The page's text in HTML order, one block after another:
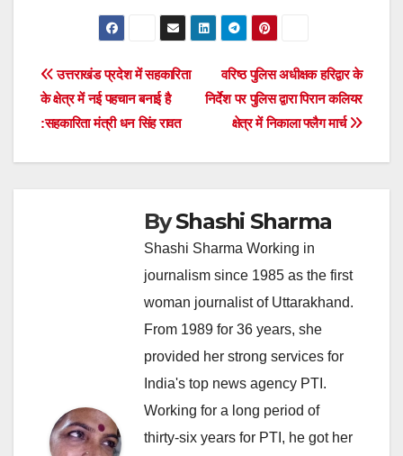
Post
navigation
वरिष्ठ पुलिस अधीक्षक हरिद्वार के
निर्देश पर पुलिस द्वारा पिरान कलियर
क्षेत्र में निकाला फ्लैग मार्च
उत्तराखंड प्रदेश में सहकारिता
के क्षेत्र में नई पहचान बनाई है
:सहकारिता मंत्री धन सिंह रावत
ByShashi Sharma
Shashi Sharma Working in
journalism since 1985 as the first
woman journalist of Uttarakhand.
From 1989 for 36 years, she
provided her strong services for
India's top news agency PTI.
Working for a long period of
thirty-six years for PTI, he got her